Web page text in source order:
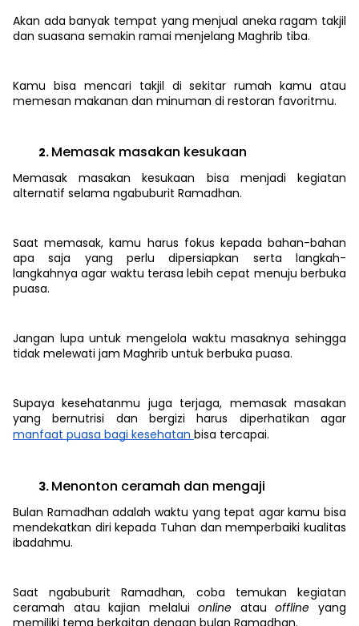
Akan ada banyak tempat yang menjual aneka ragam takjil
dan suasana semakin ramai menjelang Maghrib tiba.
Kamu bisa mencari takjil di sekitar rumah kamu atau
memesan makanan dan minuman di restoran favoritmu.
Memasak masakan kesukaan
Memasak masakan kesukaan bisa menjadi kegiatan
alternatif selama ngabuburit Ramadhan.
Saat memasak, kamu harus fokus kepada bahan-bahan
apa saja yang perlu dipersiapkan serta langkah-
langkahnya agar waktu terasa lebih cepat menuju berbuka
puasa.
Jangan lupa untuk mengelola waktu masaknya sehingga
tidak melewati jam Maghrib untuk berbuka puasa.
Supaya kesehatanmu juga terjaga, memasak masakan
yang bernutrisi dan bergizi harus diperhatikan agar
manfaat puasa bagi kesehatan bisa tercapai.
Menonton ceramah dan mengaji
Bulan Ramadhan adalah waktu yang tepat agar kamu bisa
mendekatkan diri kepada Tuhan dan memperbaiki kualitas
ibadahmu.
Saat ngabuburit Ramadhan, coba temukan kegiatan
ceramah atau kajian melaluionline atauoffline yang
memiliki tema berkaitan dengan bulan Ramadhan.